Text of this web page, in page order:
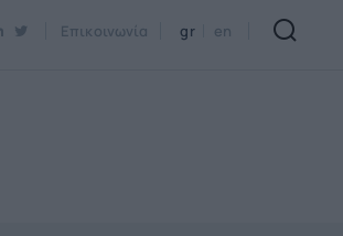
Επικοινωνία gr en